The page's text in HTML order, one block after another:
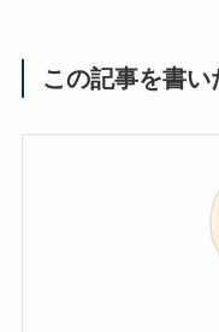
この記事を書い